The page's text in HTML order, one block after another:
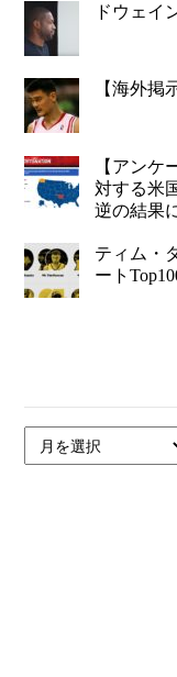
ドウェイ
【海外掲
【アンケ
対する米
逆の結果
ティム・
ート
ー